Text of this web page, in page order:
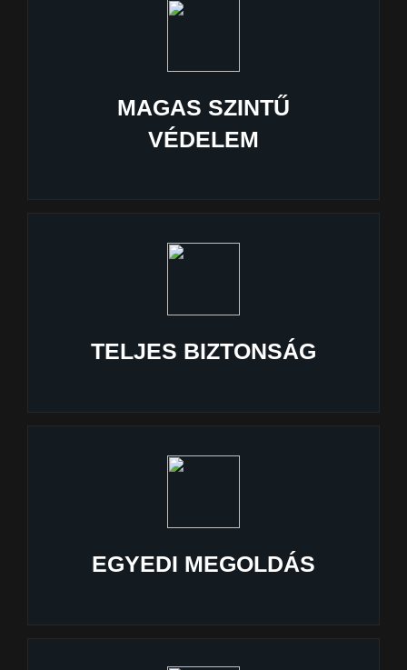
MAGAS SZINTŰ
VÉDELEM
TELJES BIZTONSÁG
EGYEDI MEGOLDÁS